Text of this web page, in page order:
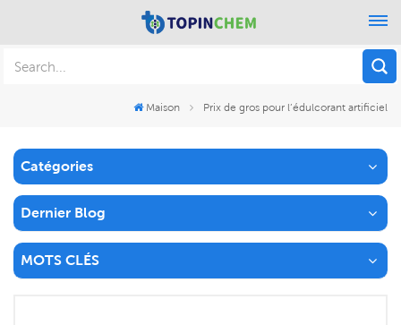
Maison Prix de gros pour l’édulcorant artificiel
Catégories
Dernier Blog
MOTS CLÉS